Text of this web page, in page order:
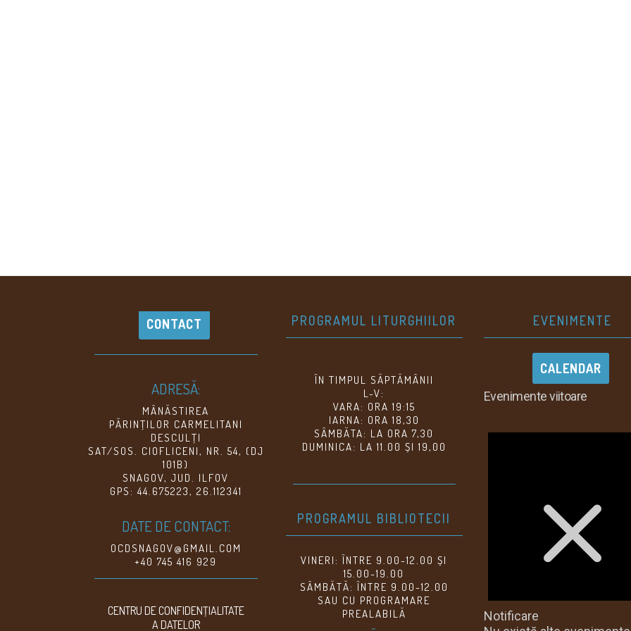
CONTACT
ADRESĂ:
MÂNĂSTIREA
PĂRINŢILOR CARMELITANI
DESCULŢI
SAT/SOS. CIOFLICENI, NR. 54, (DJ
101B)
SNAGOV, JUD. ILFOV
GPS: 44.675223, 26.112341
DATE DE CONTACT:
OCDSNAGOV@GMAIL.COM
+40 745 416 929
CENTRU DE CONFIDENŢIALITATE
A DATELOR
PROGRAMUL LITURGHIILOR
ÎN TIMPUL SĂPTĂMÂNII
L-V:
VARA: ORA 19:15
IARNA: ORA 18,30
SÂMBĂTA: LA ORA 7,30
DUMINICA: LA 11.00 ȘI 19,00
PROGRAMUL BIBLIOTECII
VINERI: ÎNTRE 9.00-12.00 ȘI
15.00-19.00
SÂMBĂTĂ: ÎNTRE 9.00-12.00
SAU CU PROGRAMARE
PREALABILĂ
EVENIMENTE
CALENDAR
Evenimente viitoare
Notificare